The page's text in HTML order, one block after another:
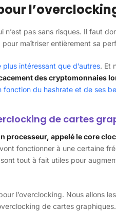
n’est pas sans risques. Il faut
maîtriser entièrement sa
intéressant que d’autres. Et
des cryptomonnaies
du hashrate et de ses
de cartes
processeur, appelé le core
fonctionner à une certaine
tout à fait utiles pour
l’overclocking. Nous allons
de cartes graphiques.